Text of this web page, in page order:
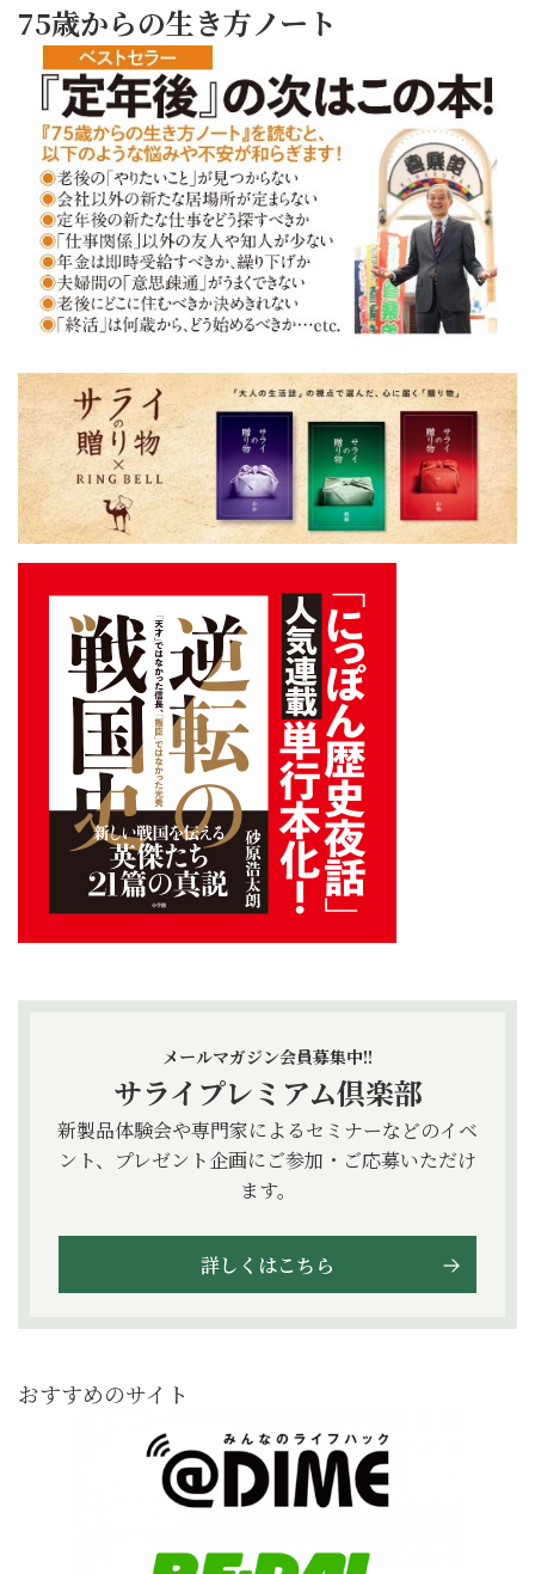
75歳からの生き方ノート
メールマガジン会員募集中!!
サライプレミアム倶楽部
新製品体験会や専門家によるセミナーなどのイベ
ント、プレゼント企画にご参加・ご応募いただけ
ます。
詳しくはこちら
おすすめのサイト